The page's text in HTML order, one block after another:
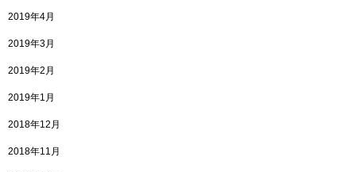
2019年4月
2019年3月
2019年2月
2019年1月
2018年12月
2018年11月